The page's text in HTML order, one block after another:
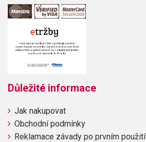
Důležité informace
Jak nakupovat
Obchodní podmínky
Reklamace závady po prvním použití